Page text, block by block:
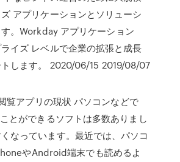
アプリケーションとソリューシ
。Workday アプリケーション
イズ レベルで企業の拡張と成長
します。 2020/06/15 2019/08/07
覧アプリの現状 パソコンなどで
とができるソフトは多数ありまし
なっています。最近では、パソコ
やAndroid端末でも読めるよ